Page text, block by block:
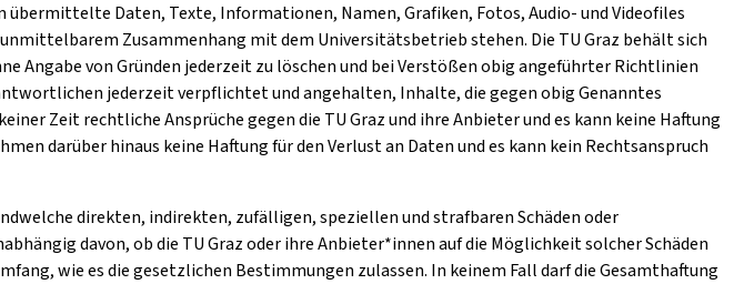
Daten, Texte, Informationen, Namen, Grafiken, Fotos, Audio- und Videofiles
Zusammenhang mit dem Universitätsbetrieb stehen. Die TU Graz behält sich
von Gründen jederzeit zu löschen und bei Verstößen obig angeführter Richtlinien
jederzeit verpflichtet und angehalten, Inhalte, die gegen obig Genanntes
Zeit rechtliche Ansprüche gegen die TU Graz und ihre Anbieter und es kann keine Haftung
darüber hinaus keine Haftung für den Verlust an Daten und es kann kein Rechtsanspruch
direkten, indirekten, zufälligen, speziellen und strafbaren Schäden oder
davon, ob die TU Graz oder ihre Anbieter*innen auf die Möglichkeit solcher Schäden
wie es die gesetzlichen Bestimmungen zulassen. In keinem Fall darf die Gesamthaftung